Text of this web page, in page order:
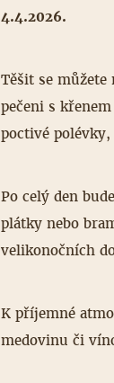
4.4.2026.
Těšit se
pečeni s
poctivé
Po celý den
plátky nebo
velikonočních
K příjemné
medovinu či